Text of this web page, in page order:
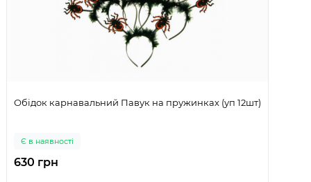
Обідок карнавальний Павук на пружинках (уп 12шт)
Є в наявності
630 грн